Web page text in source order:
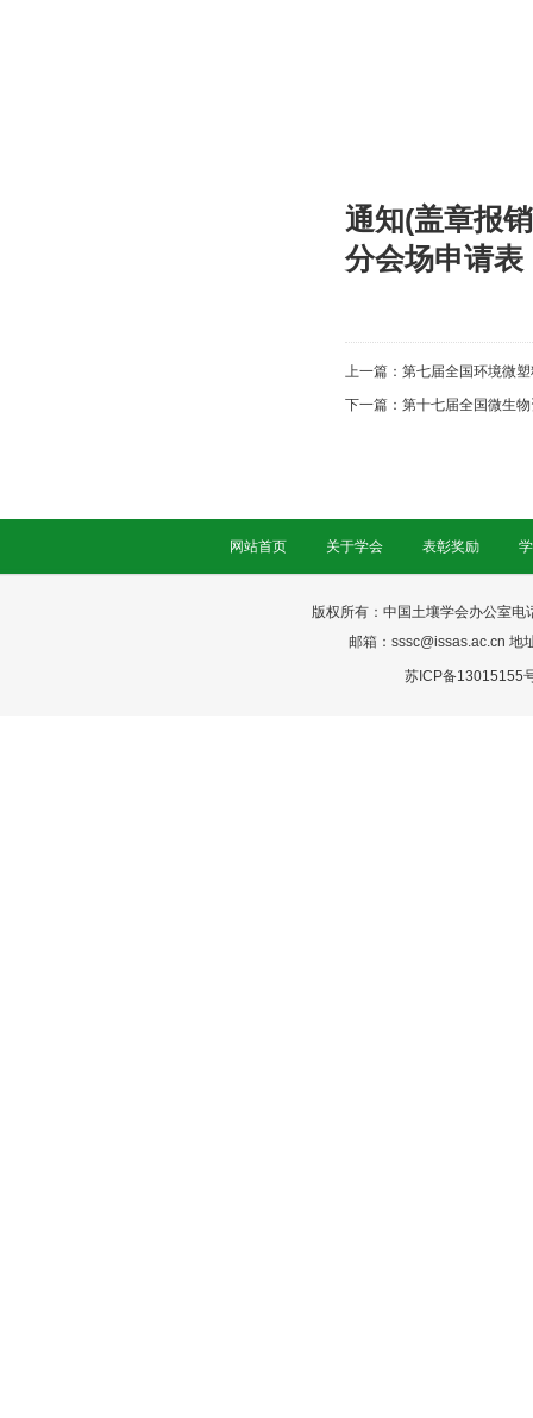
通知(盖章报
分会场申请表
上一篇： 第七届全国环境微
下一篇： 第十七届全国微生
网站首页 关于学会 表彰奖励
版权所有：中国土壤学会办公室
邮箱：sssc@issas.ac.cn 地
苏ICP备13015155